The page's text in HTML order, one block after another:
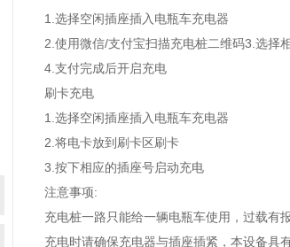
1.选择空闲插座插入电瓶车充电器
2.使用微信/支付宝扫描充电桩二维码3.选择
4.支付完成后开启充电
刷卡充电
1.选择空闲插座插入电瓶车充电器
2.将电卡放到刷卡区刷卡
3.按下相应的插座号启动充电
注意事项:
充电桩一路只能给一辆电瓶车使用，过载有
充电时请确保充电器与插座插紧，本设备具